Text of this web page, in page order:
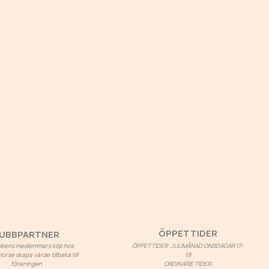
medlemmars köp hos
skapa värde tillbaka till
föreningen
ÖPPETTIDER
ÖPPETTIDER: JULIMÅNAD ONSDAGAR 17-
19
ORDINARIE TIDER: